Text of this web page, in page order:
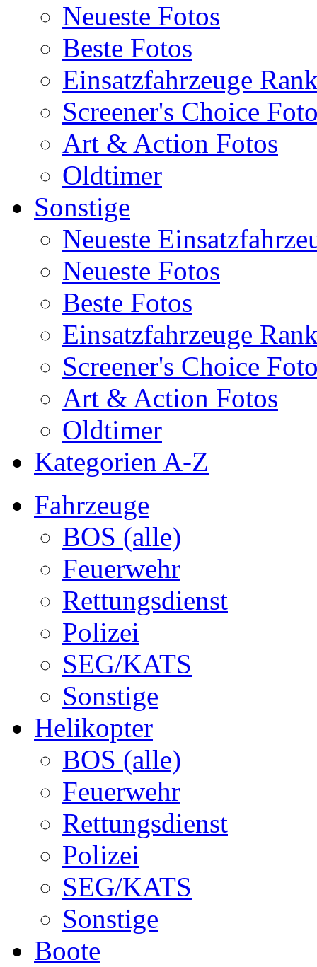
Neueste Fotos
Beste Fotos
Einsatzfahrzeuge
Screener's Choice
Art & Action Fotos
Oldtimer
Sonstige
Neueste
Neueste Fotos
Beste Fotos
Einsatzfahrzeuge
Screener's Choice
Art & Action Fotos
Oldtimer
Kategorien A-Z
Fahrzeuge
BOS (alle)
Feuerwehr
Rettungsdienst
Polizei
SEG/KATS
Sonstige
Helikopter
BOS (alle)
Feuerwehr
Rettungsdienst
Polizei
SEG/KATS
Sonstige
Boote